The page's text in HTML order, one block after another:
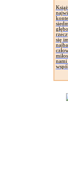
się
nami